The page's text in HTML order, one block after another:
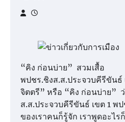
“คิง ก่อนบ่าย” สวมเสื้อ
พปชร.ชิงส.ส.ประจวบคีรีขัน
จิตตรี” หรือ “คิง ก่อนบ่าย”
ส.ส.ประจวบคีรีขันธ์ เขต 1 พ
ของเราคนก็รู้จัก เราพูดอะไร